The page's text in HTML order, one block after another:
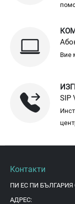
Вие
SIP
Контакти
ПИ ЕС ПИ
АДРЕС: